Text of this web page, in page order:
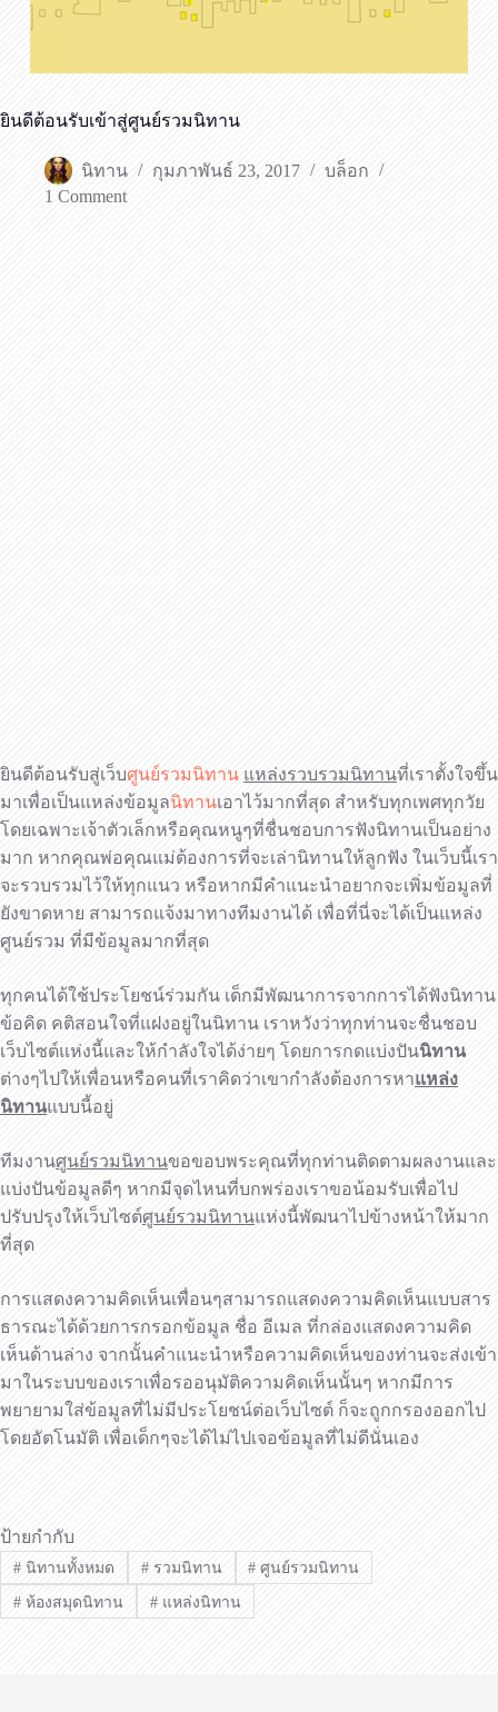
ยินดีต้อนรับเข้าสู่ศูนย์รวมนิทาน
นิทาน กุมภาพันธ์ 23, 2017
บล็อก
1 Comment
ยินดีต้อนรับสู่เว็บศูนย์รวมนิทาน แหล่งรวบรวมนิทานที่เราตั้งใจขึ้น
มาเพื่อเป็นแหล่งข้อมูลนิทานเอาไว้มากที่สุด สำหรับทุกเพศทุกวัย
โดยเฉพาะเจ้าตัวเล็กหรือคุณหนูๆที่ชื่นชอบการฟังนิทานเป็นอย่าง
มาก หากคุณพ่อคุณแม่ต้องการที่จะเล่านิทานให้ลูกฟัง ในเว็บนี้เรา
จะรวบรวมไว้ให้ทุกแนว หรือหากมีคำแนะนำอยากจะเพิ่มข้อมูลที่
ยังขาดหาย สามารถแจ้งมาทางทีมงานได้ เพื่อที่นี่จะได้เป็นแหล่ง
ศูนย์รวม ที่มีข้อมูลมากที่สุด
ทุกคนได้ใช้ประโยชน์ร่วมกัน เด็กมีพัฒนาการจากการได้ฟังนิทาน
ข้อคิด คติสอนใจที่แฝงอยู่ในนิทาน เราหวังว่าทุกท่านจะชื่นชอบ
เว็บไซต์แห่งนี้และให้กำลังใจได้ง่ายๆ โดยการกดแบ่งปันนิทาน
ต่างๆไปให้เพื่อนหรือคนที่เราคิดว่าเขากำลังต้องการหาแหล่ง
นิทานแบบนี้อยู่
ทีมงานศูนย์รวมนิทานขอขอบพระคุณที่ทุกท่านติดตามผลงานและ
แบ่งปันข้อมูลดีๆ หากมีจุดไหนที่บกพร่องเราขอน้อมรับเพื่อไป
ปรับปรุงให้เว็บไซต์ศูนย์รวมนิทานแห่งนี้พัฒนาไปข้างหน้าให้มาก
ที่สุด
การแสดงความคิดเห็นเพื่อนๆสามารถแสดงความคิดเห็นแบบสาร
ธารณะได้ด้วยการกรอกข้อมูล ชื่อ อีเมล ที่กล่องแสดงความคิด
เห็นด้านล่าง จากนั้นคำแนะนำหรือความคิดเห็นของท่านจะส่งเข้า
มาในระบบของเราเพื่อรออนุมัติความคิดเห็นนั้นๆ หากมีการ
พยายามใส่ข้อมูลที่ไม่มีประโยชน์ต่อเว็บไซต์ ก็จะถูกกรองออกไป
โดยอัตโนมัติ เพื่อเด็กๆจะได้ไม่ไปเจอข้อมูลที่ไม่ดีนั่นเอง
ป้ายกำกับ
#นิทานทั้งหมด #รวมนิทาน # ศูนย์รวมนิทาน
#ห้องสมุดนิทาน #แหล่งนิทาน